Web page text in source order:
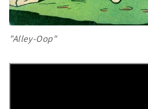
"Alley-Oop"